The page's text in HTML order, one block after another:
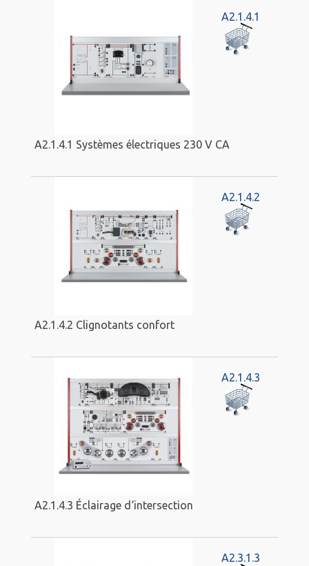
A2.1.4.1
A2.1.4.1 Systèmes électriques 230 V CA
A2.1.4.2
A2.1.4.2 Clignotants confort
A2.1.4.3
A2.1.4.3 Éclairage d‘intersection
A2.3.1.3